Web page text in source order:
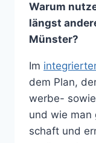
Warum
längst
Münster?
Im
dem Plan,
werbe-
und wie man
schaft und